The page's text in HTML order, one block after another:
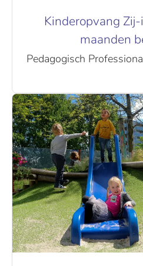
Kinderopvang
maanden
Pedagogisch